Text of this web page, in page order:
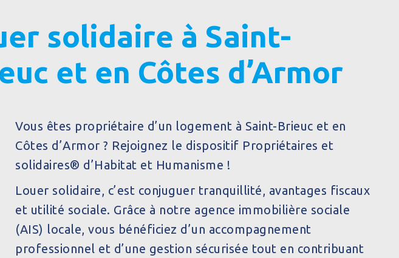
solidaire à Saint-
et en Côtes d’Armor
Vous êtes propriétaire d’un logement à Saint-Brieuc et en
Côtes d’Armor ? Rejoignez le dispositif Propriétaires et
solidaires® d’Habitat et Humanisme !
Louer solidaire, c’est conjuguer tranquillité, avantages fiscaux
et utilité sociale. Grâce à notre agence immobilière sociale
(AIS) locale, vous bénéficiez d’un accompagnement
professionnel et d’une gestion sécurisée tout en contribuant